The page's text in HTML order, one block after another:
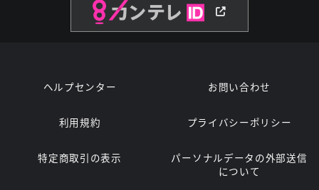
ヘルプセンター お問い合わせ
利用規約 プライバシーポリシー
特定商取引の表示
パーソナルデータの外部送信
について